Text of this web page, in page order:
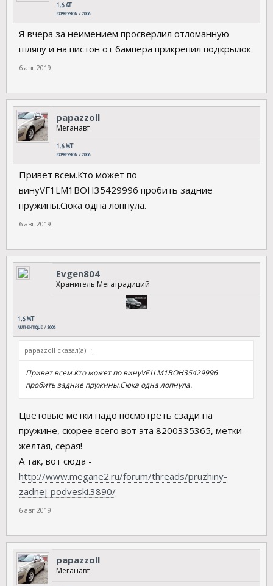
Я вчера за неимением просверлил отломанную
шляпу и на пистон от бампера прикрепил подкрылок
6 авг 2019
papazzoll
Меганавт
Привет всем.Кто может по
винуVF1LM1BOH35429996 пробить задние
пружины.Сюка одна лопнула.
6 авг 2019
Evgen804
Хранитель Мегатрадиций
papazzoll сказал(а): ↑
Привет всем.Кто может по винуVF1LM1BOH35429996
пробить задние пружины.Сюка одна лопнула.
Цветовые метки надо посмотреть сзади на
пружине, скорее всего вот эта 8200335365, метки -
желтая, серая!
А так, вот сюда -
http://www.megane2.ru/forum/threads/pruzhiny-
zadnej-podveski.3890/
6 авг 2019
papazzoll
Меганавт